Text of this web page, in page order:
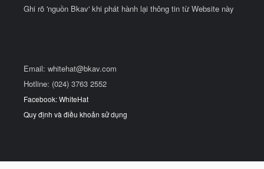
Ghi rõ 'nguồn Bkav' khi phát hành lại thông tin từ Website này
Email: whitehat@bkav.com
Hotline: (024) 3763 2552
Facebook: WhiteHat
Quy định và điều khoản sử dụng